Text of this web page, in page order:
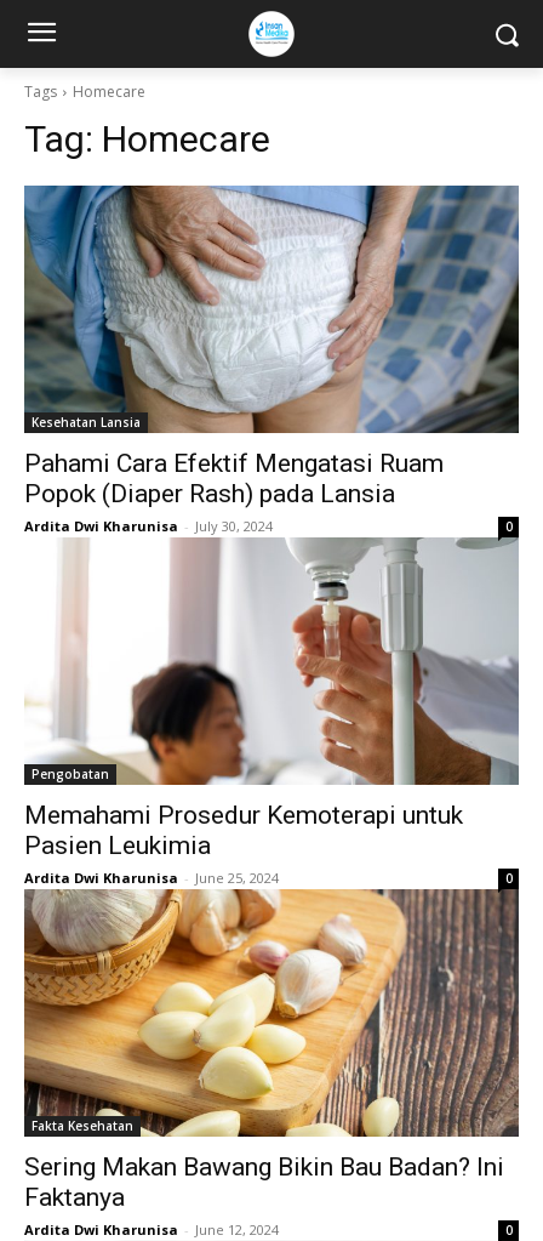
Tags Homecare
Tag: Homecare
Kesehatan Lansia
Pahami Cara Efektif Mengatasi Ruam
Popok (Diaper Rash) pada Lansia
Ardita Dwi Kharunisa - July 30, 2024 0
Pengobatan
Memahami Prosedur Kemoterapi untuk
Pasien Leukimia
Ardita Dwi Kharunisa - June 25, 2024 0
Fakta Kesehatan
Sering Makan Bawang Bikin Bau Badan? Ini
Faktanya
Ardita Dwi Kharunisa - June 12, 2024 0